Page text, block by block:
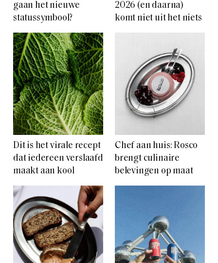
gaan het nieuwe
statussymbool?
2026 (en daarna)
komt niet uit het niets
Dit is het virale recept
dat iedereen verslaafd
maakt aan kool
Chef aan huis: Rosco
brengt culinaire
belevingen op maat